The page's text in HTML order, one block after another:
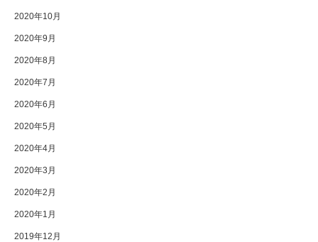
2020年10月
2020年9月
2020年8月
2020年7月
2020年6月
2020年5月
2020年4月
2020年3月
2020年2月
2020年1月
2019年12月